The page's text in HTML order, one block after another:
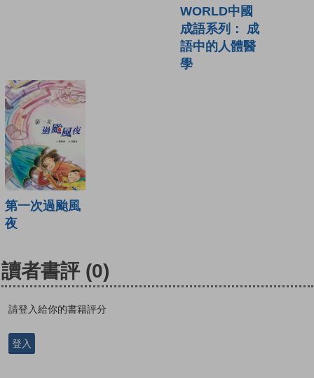
WORLD中國
成語系列： 成
語中的人體醫
學
第一次過颱風
夜
讀者書評 (0)
請登入給你的書籍評分
登入